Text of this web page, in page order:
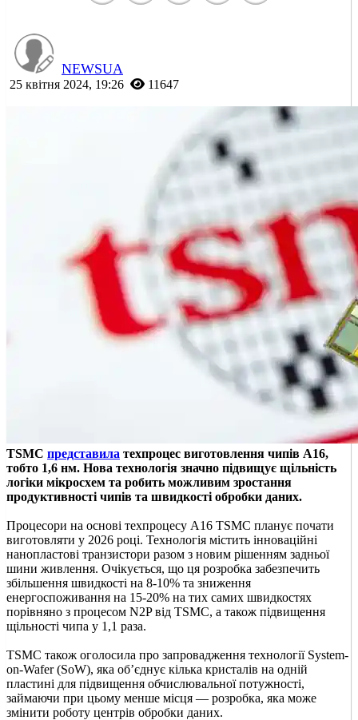
NEWSUA
25 квітня 2024, 19:26 11647
TSMC представила техпроцес виготовлення чипів A16,
тобто 1,6 нм. Нова технологія значно підвищує щільність
логіки мікросхем та робить можливим зростання
продуктивності чипів та швидкості обробки даних.
Процесори на основі техпроцесу A16 TSMC планує почати
виготовляти у 2026 році. Технологія містить інноваційні
нанопластові транзистори разом з новим рішенням задньої
шини живлення. Очікується, що ця розробка забезпечить
збільшення швидкості на 8-10% та зниження
енергоспоживання на 15-20% на тих самих швидкостях
порівняно з процесом N2P від ​​TSMC, а також підвищення
щільності чипа у 1,1 раза.
TSMC також оголосила про запровадження технології System-
on-Wafer (SoW), яка об’єднує кілька кристалів на одній
пластині для підвищення обчислювальної потужності,
займаючи при цьому менше місця — розробка, яка може
змінити роботу центрів обробки даних.